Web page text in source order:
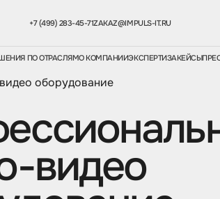
+7 (499) 283-45-71ZAKAZ@IMPULS-IT.RU
ПО ОТРАСЛЯМО КОМПАНИИЭКСПЕРТИЗАКЕЙСЫ
оборудование
видео